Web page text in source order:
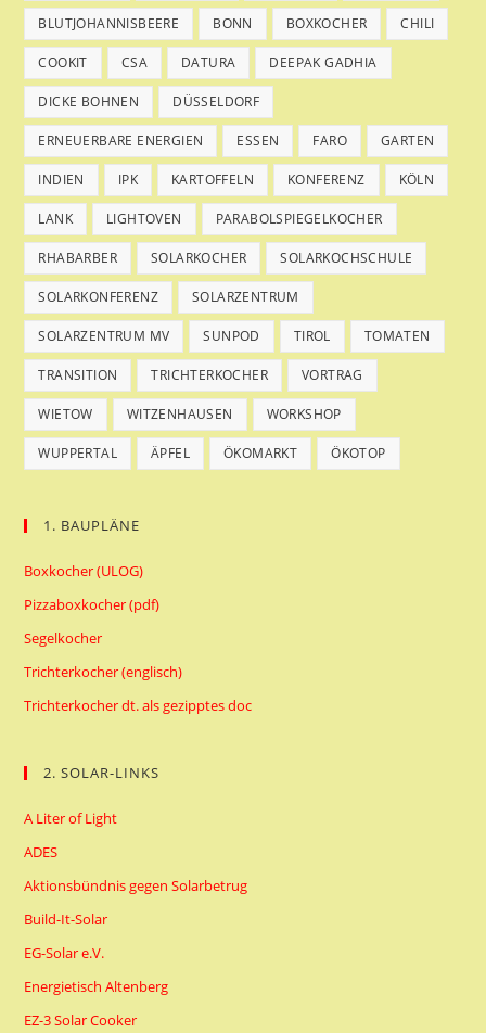
BLUTJOHANNISBEERE BONN BOXKOCHER CHILI
COOKIT CSA DATURA DEEPAK GADHIA
DICKE BOHNEN DÜSSELDORF
ERNEUERBARE ENERGIEN ESSEN FARO GARTEN
INDIEN IPK KARTOFFELN KONFERENZ KÖLN
LANK LIGHTOVEN PARABOLSPIEGELKOCHER
RHABARBER SOLARKOCHER SOLARKOCHSCHULE
SOLARKONFERENZ SOLARZENTRUM
SOLARZENTRUM MV SUNPOD TIROL TOMATEN
TRANSITION TRICHTERKOCHER VORTRAG
WIETOW WITZENHAUSEN WORKSHOP
WUPPERTAL ÄPFEL ÖKOMARKT ÖKOTOP
1. BAUPLÄNE
Boxkocher (ULOG)
Pizzaboxkocher (pdf)
Segelkocher
Trichterkocher (englisch)
Trichterkocher dt. als gezipptes doc
2. SOLAR-LINKS
A Liter of Light
ADES
Aktionsbündnis gegen Solarbetrug
Build-It-Solar
EG-Solar e.V.
Energietisch Altenberg
EZ-3 Solar Cooker